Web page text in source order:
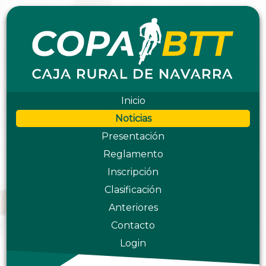
Inicio
Noticias
Presentación
Reglamento
Inscripción
Clasificación
Anteriores
Contacto
Login